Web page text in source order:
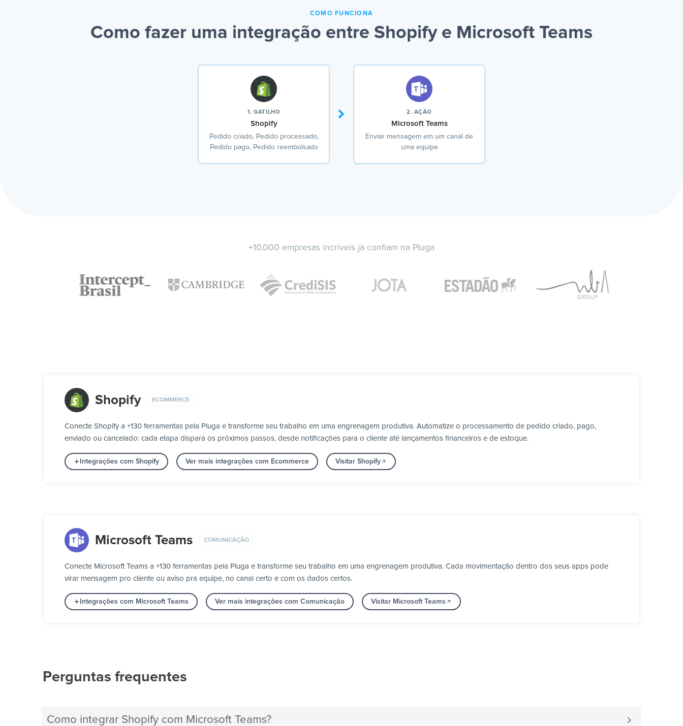
COMO FUNCIONA
Como fazer uma integração entre Shopify e Microsoft Teams
1. GATILHO
Shopify
Pedido criado, Pedido processado,
Pedido pago, Pedido reembolsado
2. AÇÃO
Microsoft Teams
Enviar mensagem em um canal de
uma equipe
+10.000 empresas incríveis já confiam na Pluga
Shopify ECOMMERCE
Conecte Shopify a +130 ferramentas pela Pluga e transforme seu trabalho em uma engrenagem produtiva. Automatize o processamento de pedido criado, pago,
enviado ou cancelado: cada etapa dispara os próximos passos, desde notificações para o cliente até lançamentos financeiros e de estoque.
Integrações com Shopify Ver mais integrações com Ecommerce Visitar Shopify
Microsoft Teams COMUNICAÇÃO
Conecte Microsoft Teams a +130 ferramentas pela Pluga e transforme seu trabalho em uma engrenagem produtiva. Cada movimentação dentro dos seus apps pode
virar mensagem pro cliente ou aviso pra equipe, no canal certo e com os dados certos.
Integrações com Microsoft Teams Ver mais integrações com Comunicação Visitar Microsoft Teams
Perguntas frequentes
Como integrar Shopify com Microsoft Teams?